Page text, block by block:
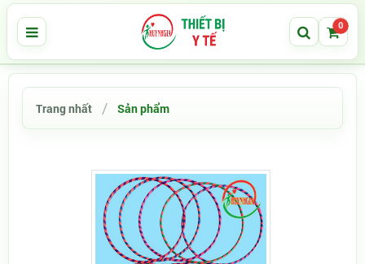
0
Trang nhất Sản phẩm